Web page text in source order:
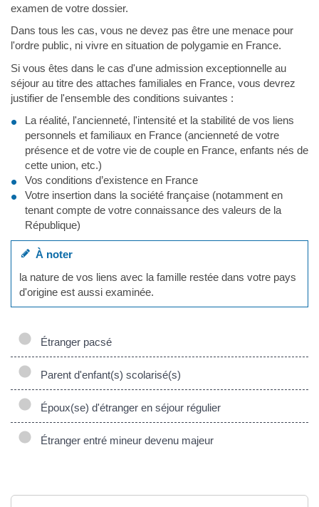
examen de votre dossier.
Dans tous les cas, vous ne devez pas être une menace pour
l'ordre public, ni vivre en situation de polygamie en France.
Si vous êtes dans le cas d'une admission exceptionnelle au
séjour au titre des attaches familiales en France, vous devrez
justifier de l'ensemble des conditions suivantes :
La réalité, l'ancienneté, l'intensité et la stabilité de vos liens
personnels et familiaux en France (ancienneté de votre
présence et de votre vie de couple en France, enfants nés de
cette union, etc.)
Vos conditions d’existence en France
Votre insertion dans la société française (notamment en
tenant compte de votre connaissance des valeurs de la
République)
À noter
la nature de vos liens avec la famille restée dans votre pays
d'origine est aussi examinée.
Étranger pacsé
Parent d'enfant(s) scolarisé(s)
Époux(se) d'étranger en séjour régulier
Étranger entré mineur devenu majeur